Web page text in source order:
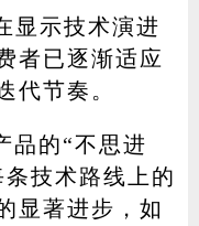
显示技术演进
者已逐渐适应
代节奏。
品的“不思进
技术路线上的
显著进步，如